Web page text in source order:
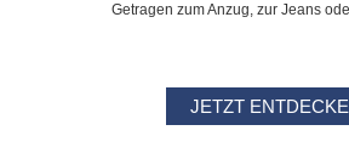
Getragen zum Anzug, zur Jeans
JETZT